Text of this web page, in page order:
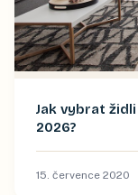
Jak vybrat
2026?
15. července 2020